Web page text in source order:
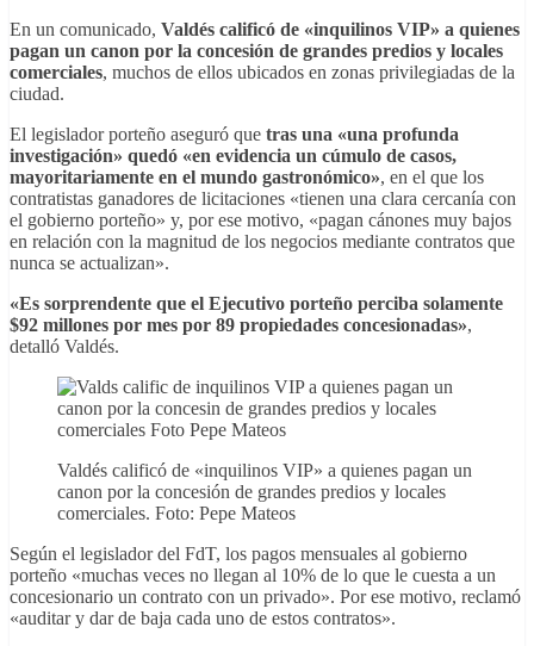
En un comunicado, Valdés calificó de «inquilinos VIP» a quienes
pagan un canon por la concesión de grandes predios y locales
comerciales, muchos de ellos ubicados en zonas privilegiadas de la
ciudad.
El legislador porteño aseguró que tras una «una profunda
investigación» quedó «en evidencia un cúmulo de casos,
mayoritariamente en el mundo gastronómico», en el que los
contratistas ganadores de licitaciones «tienen una clara cercanía con
el gobierno porteño» y, por ese motivo, «pagan cánones muy bajos
en relación con la magnitud de los negocios mediante contratos que
nunca se actualizan».
«Es sorprendente que el Ejecutivo porteño perciba solamente
$92 millones por mes por 89 propiedades concesionadas»,
detalló Valdés.
Valdés calificó de «inquilinos VIP» a quienes pagan un
canon por la concesión de grandes predios y locales
comerciales. Foto: Pepe Mateos
Según el legislador del FdT, los pagos mensuales al gobierno
porteño «muchas veces no llegan al 10% de lo que le cuesta a un
concesionario un contrato con un privado». Por ese motivo, reclamó
«auditar y dar de baja cada uno de estos contratos».